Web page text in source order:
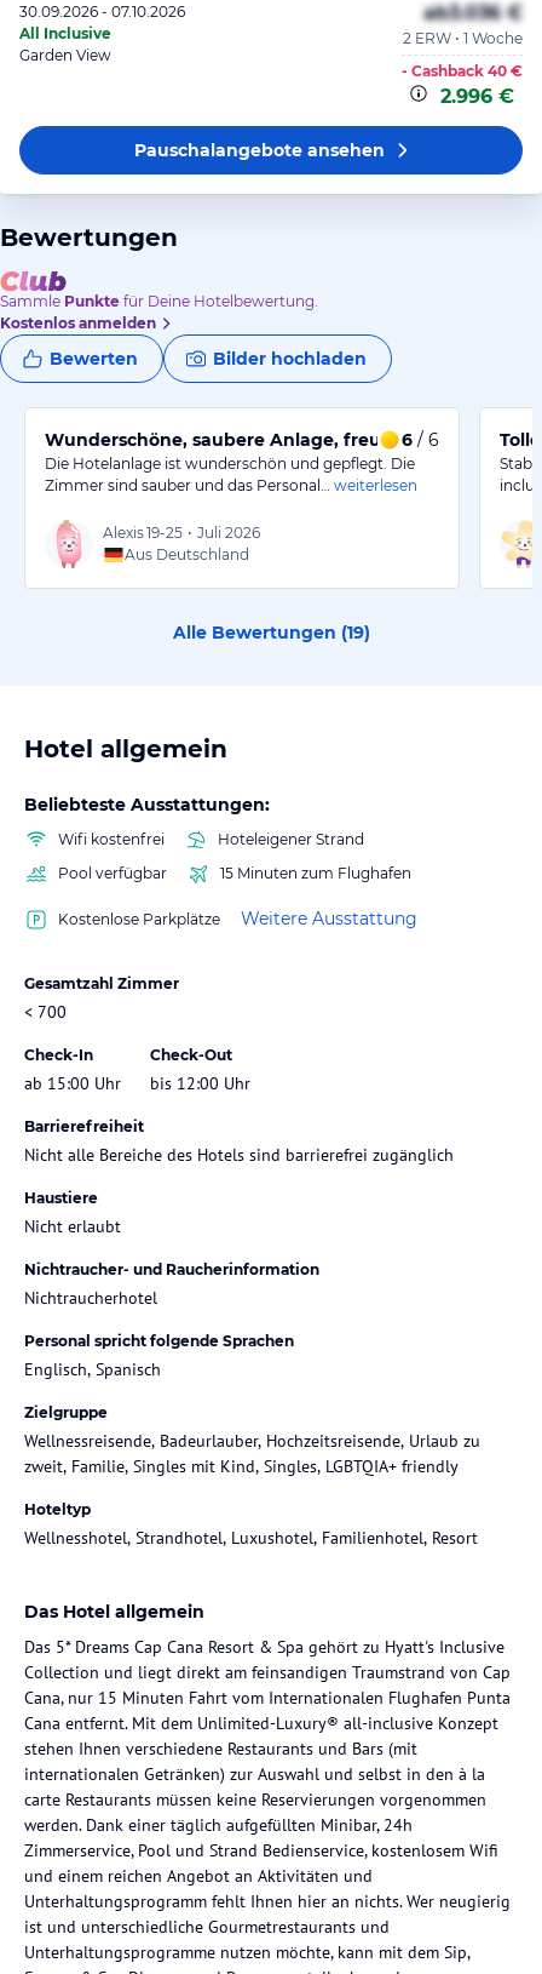
30.09.2026 - 07.10.2026
All Inclusive
Garden View
ab3.036 €
2 ERW • 1 Woche
- Cashback 40 €
2.996 €
Pauschalangeboteansehen
Bewertungen
Sammle Punkte für Deine Hotelbewertung.
Kostenlos anmelden
Bewerten Bilder hochladen
Wunderschöne, saubere Anlage, freundliches
6 / 6
Die Hotelanlage ist wunderschön und gepflegt. Die
Zimmer sind sauber und das Personal…
weiterlesen
Alexis19-25 • Juli 2026
Aus Deutschland
Alle Bewertungen (19)
Hotel allgemein
Beliebteste Ausstattungen:
Wifi kostenfrei
Hoteleigener Strand
Pool verfügbar
15 Minuten zum Flughafen
Kostenlose Parkplätze Weitere Ausstattung
Gesamtzahl Zimmer
< 700
Check-In
ab 15:00 Uhr
Check-Out
bis 12:00 Uhr
Barrierefreiheit
Nicht alle Bereiche des Hotels sind barrierefrei zugänglich
Haustiere
Nicht erlaubt
Nichtraucher- und Raucherinformation
Nichtraucherhotel
Personal spricht folgende Sprachen
Englisch, Spanisch
Zielgruppe
Wellnessreisende, Badeurlauber, Hochzeitsreisende, Urlaub zu
zweit, Familie, Singles mit Kind, Singles, LGBTQIA+ friendly
Hoteltyp
Wellnesshotel, Strandhotel, Luxushotel, Familienhotel, Resort
Das Hotel allgemein
Das 5* Dreams Cap Cana Resort & Spa gehört zu Hyatt's Inclusive
Collection und liegt direkt am feinsandigen Traumstrand von Cap
Cana, nur 15 Minuten Fahrt vom Internationalen Flughafen Punta
Cana entfernt. Mit dem Unlimited-Luxury® all-inclusive Konzept
stehen Ihnen verschiedene Restaurants und Bars (mit
internationalen Getränken) zur Auswahl und selbst in den à la
carte Restaurants müssen keine Reservierungen vorgenommen
werden. Dank einer täglich aufgefüllten Minibar, 24h
Zimmerservice, Pool und Strand Bedienservice, kostenlosem Wifi
und einem reichen Angebot an Aktivitäten und
Unterhaltungsprogramm fehlt Ihnen hier an nichts. Wer neugierig
ist und unterschiedliche Gourmetrestaurants und
Unterhaltungsprogramme nutzen möchte, kann mit dem Sip,